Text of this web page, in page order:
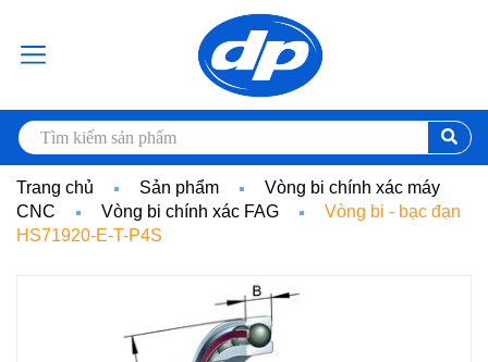
Trang chủ Sản phẩm
Vòng bi chính xác máy
CNC
Vòng bi chính xác FAG
Vòng bi - bạc đạn
HS71920-E-T-P4S